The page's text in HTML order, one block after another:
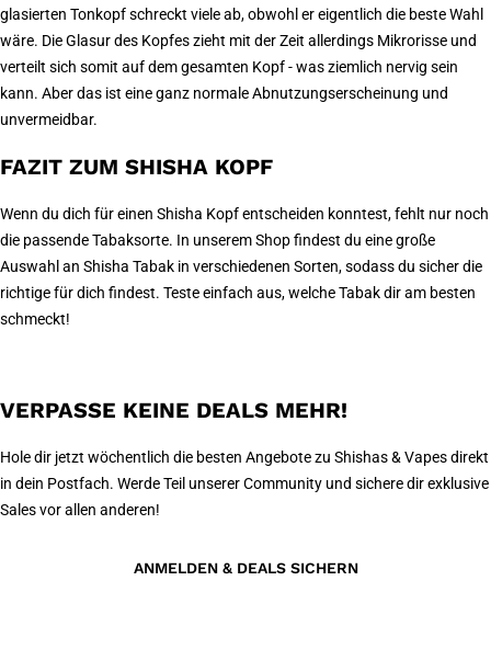
glasierten Tonkopf schreckt viele ab, obwohl er eigentlich die beste Wahl
wäre. Die Glasur des Kopfes zieht mit der Zeit allerdings Mikrorisse und
verteilt sich somit auf dem gesamten Kopf - was ziemlich nervig sein
kann. Aber das ist eine ganz normale Abnutzungserscheinung und
unvermeidbar.
FAZIT ZUM SHISHA KOPF
Wenn du dich für einen Shisha Kopf entscheiden konntest, fehlt nur noch
die passende Tabaksorte. In unserem Shop findest du eine große
Auswahl an Shisha Tabak in verschiedenen Sorten, sodass du sicher die
richtige für dich findest. Teste einfach aus, welche Tabak dir am besten
schmeckt!
VERPASSE KEINE DEALS MEHR!
Hole dir jetzt wöchentlich die besten Angebote zu Shishas & Vapes direkt
in dein Postfach. Werde Teil unserer Community und sichere dir exklusive
Sales vor allen anderen!
ANMELDEN & DEALS SICHERN